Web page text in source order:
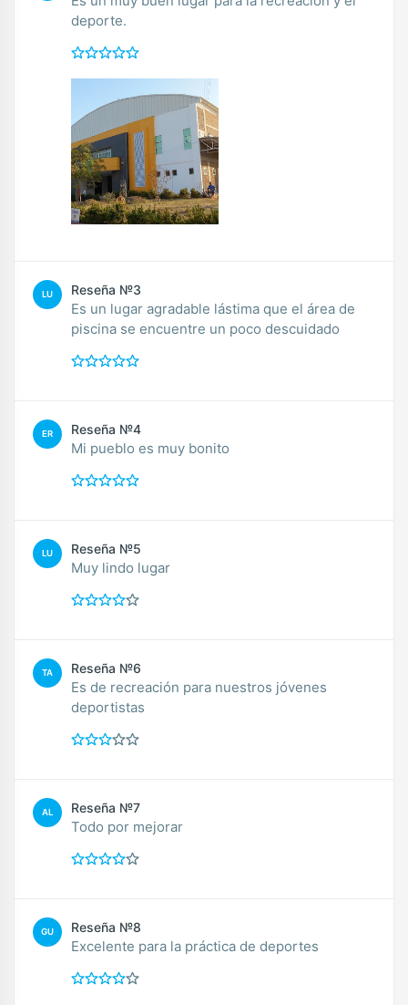
deporte.
LU Reseña №3
Es un lugar agradable lástima que el área de
piscina se encuentre un poco descuidado
ER Reseña №4
Mi pueblo es muy bonito
LU Reseña №5
Muy lindo lugar
TA Reseña №6
Es de recreación para nuestros jóvenes
deportistas
AL Reseña №7
Todo por mejorar
GU Reseña №8
Excelente para la práctica de deportes